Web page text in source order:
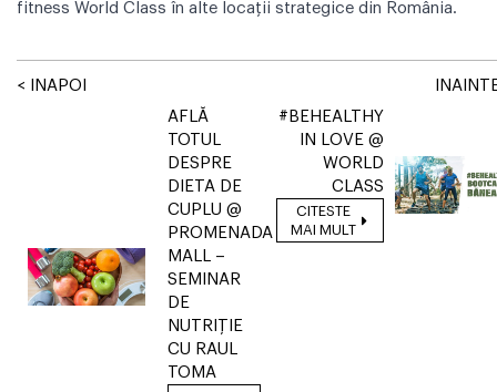
fitness World Class în alte locații strategice din România.
< INAPOI
AFLĂ
TOTUL
DESPRE
DIETA DE
CUPLU @
PROMENADA
MALL –
SEMINAR
DE
NUTRIȚIE
CU RAUL
TOMA
#BEHEALTHY
IN LOVE @
WORLD
CLASS
CITESTE
MAI MULT